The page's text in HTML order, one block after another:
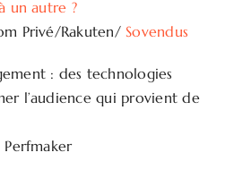
un autre ?
Privé/Rakuten/ Sovendus
: des technologies
l’audience qui provient de
Perfmaker